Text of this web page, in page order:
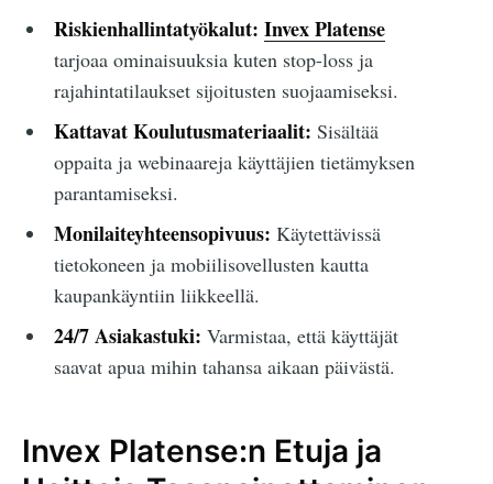
Riskienhallintatyökalut: Invex Platense
tarjoaa ominaisuuksia kuten stop-loss ja
rajahintatilaukset sijoitusten suojaamiseksi.
Kattavat Koulutusmateriaalit: Sisältää
oppaita ja webinaareja käyttäjien tietämyksen
parantamiseksi.
Monilaiteyhteensopivuus: Käytettävissä
tietokoneen ja mobiilisovellusten kautta
kaupankäyntiin liikkeellä.
24/7 Asiakastuki: Varmistaa, että käyttäjät
saavat apua mihin tahansa aikaan päivästä.
Invex Platense:n Etuja ja